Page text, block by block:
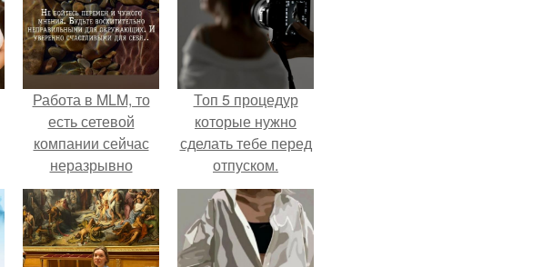
Работа в MLM, то
есть сетевой
компании сейчас
неразрывно
связана с создание
своего контента,
своей страницы в
соц сетях.
Топ 5 процедур
которые нужно
сделать тебе перед
отпуском.